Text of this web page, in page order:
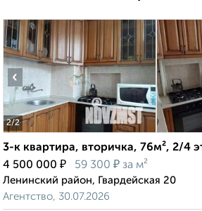
2/2
‹
3-к квартира, вторичка, 76м², 2/4
4 500 000 ₽ 59 300 ₽ за м²
Ленинский район, Гвардейская 20
Агентство, 30.07.2026